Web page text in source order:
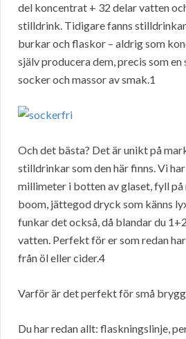
del koncentrat + 32 delar vatten
stilldrink. Tidigare fanns
burkar och flaskor – aldrig som
själv producera dem, precis som
socker och massor av smak.1
Och det bästa? Det är unikt på
stilldrinkar som den här finns. Vi
millimeter i botten av glaset, fyll på
boom, jättegod dryck som känns
funkar det också, då blandar du
vatten. Perfekt för er som redan
från öl eller cider.4
Varför är det perfekt för små
Du har redan allt: flaskningslinje,